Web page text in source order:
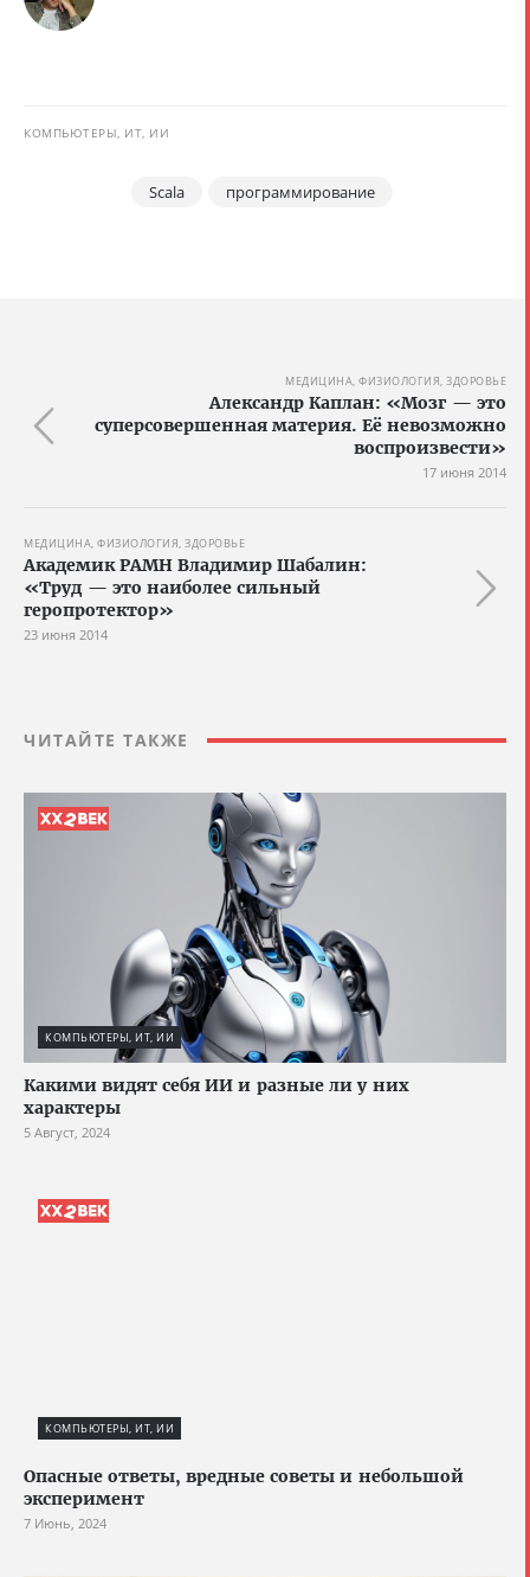
КОМПЬЮТЕРЫ, ИТ, ИИ
Scala программирование
МЕДИЦИНА, ФИЗИОЛОГИЯ, ЗДОРОВЬЕ
Александр Каплан: «Мозг — это
суперсовершенная материя. Её невозможно
воспроизвести»
17 июня 2014
МЕДИЦИНА, ФИЗИОЛОГИЯ, ЗДОРОВЬЕ
Академик РАМН Владимир Шабалин:
«Труд — это наиболее сильный
геропротектор»
23 июня 2014
ЧИТАЙТЕ ТАКЖЕ
КОМПЬЮТЕРЫ, ИТ, ИИ
Какими видят себя ИИ и разные ли у них
характеры
5 Август, 2024
КОМПЬЮТЕРЫ, ИТ, ИИ
Опасные ответы, вредные советы и небольшой
эксперимент
7 Июнь, 2024